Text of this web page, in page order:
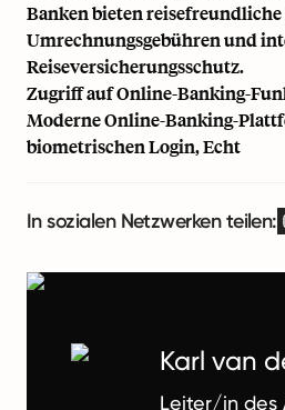
Banken bieten
Umrechnungsgebühren und
Reiseversicherungsschutz.
Zugriff auf Online-Banking-
Moderne Online-Banking-
biometrischen Login, Echt
In sozialen Netzwerken teilen:
Karl van
Leiter/in des